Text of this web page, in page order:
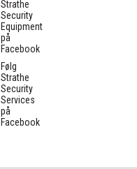
Strathe
Security
Equipment
på
Facebook
Følg
Strathe
Security
Services
på
Facebook